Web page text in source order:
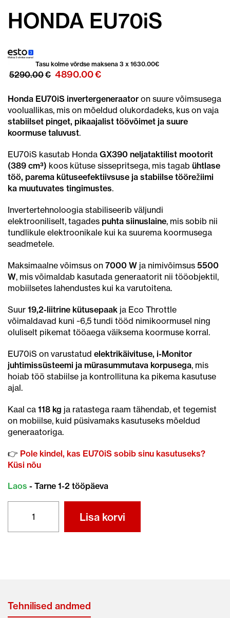
HONDA EU70iS
Tasu kolme võrdse maksena 3 x 1630.00€
5290.00€ Algne
oli:
5290.00€.
4890.00€
on:
4890.00€.
Honda EU70iS invertergeneraator on suure võimsusega
vooluallikas, mis on mõeldud olukordadeks, kus on vaja
stabiilset pinget, pikaajalist töövõimet ja suure
koormuse taluvust.
EU70iS kasutab Honda GX390 neljataktilist mootorit
(389 cm³) koos kütuse sissepritsega, mis tagab ühtlase
töö, parema kütuseefektiivsuse ja stabiilse töörežiimi
ka muutuvates tingimustes.
Invertertehnoloogia stabiliseerib väljundi
elektrooniliselt, tagades puhta siinuslaine, mis sobib nii
tundlikule elektroonikale kui ka suurema koormusega
seadmetele.
Maksimaalne võimsus on 7000 W ja nimivõimsus 5500
W, mis võimaldab kasutada generaatorit nii tööobjektil,
mobiilsetes lahendustes kui ka varutoitena.
Suur 19,2-liitrine kütusepaak ja Eco Throttle
võimaldavad kuni ~6,5 tundi tööd nimikoormusel ning
oluliselt pikemat tööaega väiksema koormuse korral.
EU70iS on varustatud elektrikäivituse, i-Monitor
juhtimissüsteemi ja mürasummutava korpusega, mis
hoiab töö stabiilse ja kontrollituna ka pikema kasutuse
ajal.
Kaal ca 118 kg ja ratastega raam tähendab, et tegemist
on mobiilse, kuid püsivamaks kasutuseks mõeldud
generaatoriga.
👉 Pole kindel, kas EU70iS sobib sinu kasutuseks?
Küsi nõu
Laos - Tarne 1-2 tööpäeva
EU70iS
Lisa korvi
Tehnilised andmed